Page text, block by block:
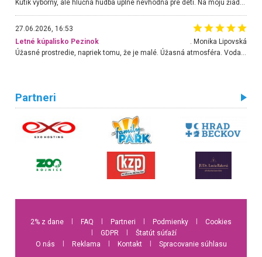
27.06.2026, 16:53
Letné kúpalisko Pezinok
. Monika Lipovská
Úžasné prostredie, napriek tomu, že je malé. Úžasná atmosféra. Voda fantastická a nádherná. Ľudí je pomerne veľa, ale su mili a ohľaduplní. Je veľmi zaujímavé sledovať, ako dokážu spolu športovať cudzí ľudia a bez ohľadu na vek. Vládne tu pohoda. Vnuka neviem dostať z vody. Ďakujem za krásny deň . Urcite sa sem vrátim. Jediný problém je s parkovaním, ale aj ten sa mi podarilo vyriešiť. Monika Bratislava
Partneri
2% z dane FAQ Partneri Podmienky
Cookies
GDPR
Štatút súťaží
O nás
Reklama Kontakt Spracovanie súhlasu